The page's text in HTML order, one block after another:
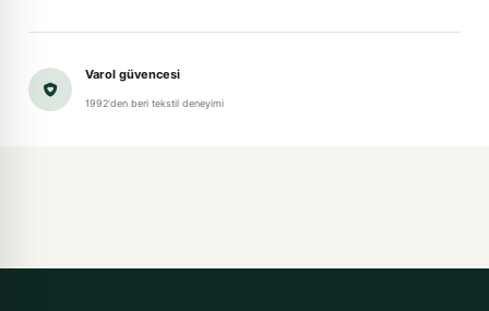
Varol güvencesi
1992'den beri tekstil deneyimi